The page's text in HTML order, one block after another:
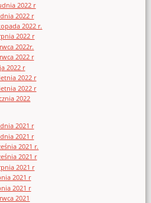
2022 r
2022 r
2022 r.
2022 r
2022r.
2022 r
2022 r
2022 r
2022 r
2022
2021 r
2021 r
2021 r.
2021 r
2021 r
2021 r
2021 r
2021